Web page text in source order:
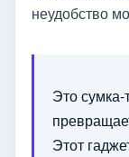
неудобство
Это
Этот